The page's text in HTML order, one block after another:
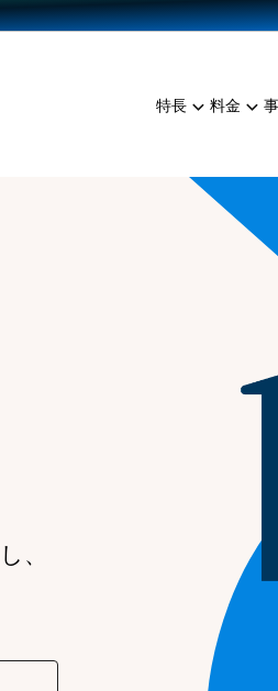
特長 料金
雑貨販売
料金シミュレーショ
コミュニティイベン
YouTubeチャンネル
、